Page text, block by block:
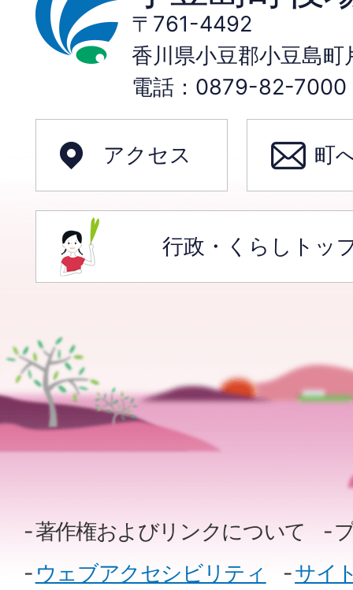
〒761-4492
香川県小豆郡小豆島
電話：0879-82-7000
アクセス 町
行政・くらしトッ
著作権およびリンクについて
ウェブアクセシビリティ
サイ